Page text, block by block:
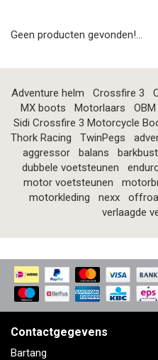
Geen producten gevonden!...
Adventure helm Crossfire 3
MX boots
Motorlaars OBM
Sidi Crossfire 3 Motorcycle
Thork Racing
TwinPegs
aggressor
balans
dubbele voetsteunen
motor voetsteunen
motorkleding
nexx
verlaagde
Contactgegevens
Bartang